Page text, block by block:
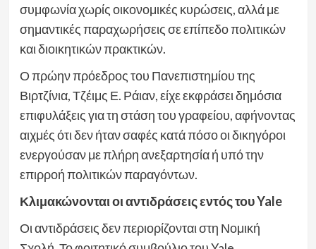
συμφωνία χωρίς οικονομικές κυρώσεις, αλλά με
σημαντικές παραχωρήσεις σε επίπεδο πολιτικών
και διοικητικών πρακτικών.
Ο πρώην πρόεδρος του Πανεπιστημίου της
Βιρτζίνια, Τζέιμς Ε. Ράιαν, είχε εκφράσει δημόσια
επιφυλάξεις για τη στάση του γραφείου, αφήνοντας
αιχμές ότι δεν ήταν σαφές κατά πόσο οι δικηγόροι
ενεργούσαν με πλήρη ανεξαρτησία ή υπό την
επιρροή πολιτικών παραγόντων.
Κλιμακώνονται οι αντιδράσεις εντός του Yale
Οι αντιδράσεις δεν περιορίζονται στη Νομική